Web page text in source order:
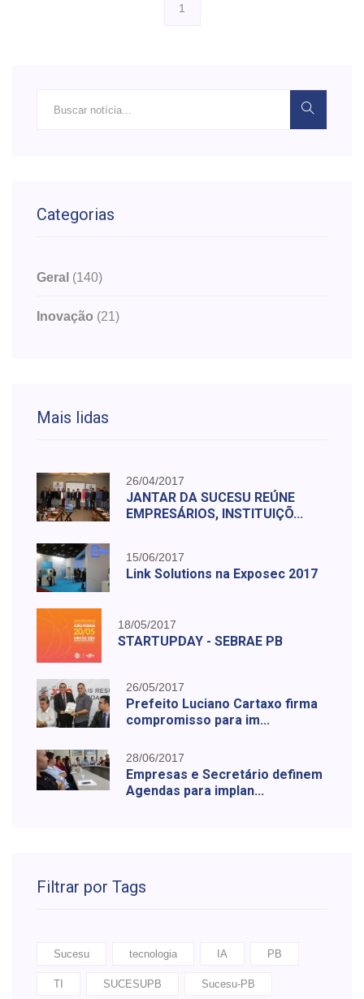
1
Categorias
Geral (140)
Inovação (21)
Mais lidas
26/04/2017
JANTAR DA SUCESU REÚNE
EMPRESÁRIOS, INSTITUIÇÕ...
15/06/2017
Link Solutions na Exposec 2017
18/05/2017
STARTUPDAY - SEBRAE PB
26/05/2017
Prefeito Luciano Cartaxo firma
compromisso para im...
28/06/2017
Empresas e Secretário definem
Agendas para implan...
Filtrar por Tags
Sucesu tecnologia IA PB
TI SUCESUPB Sucesu-PB